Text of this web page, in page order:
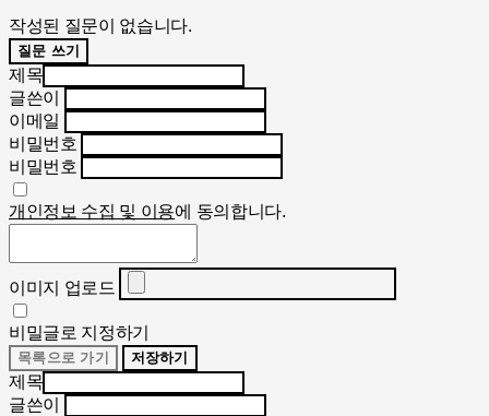
작성된 질문이 없습니다.
질문 쓰기
제목
글쓴이
이메일
비밀번호
비밀번호
개인정보 수집 및 이용에 동의합니다.
이미지 업로드
비밀글로 지정하기
목록으로 가기 저장하기
제목
글쓴이